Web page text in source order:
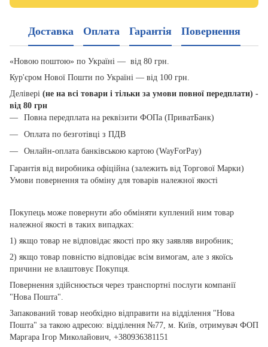
Доставка Оплата Гарантія Повернення
«Новою поштою» по Україні — від 80 грн.
Кур'єром Нової Пошти по Україні — від 100 грн.
Делівері (не на всі товари і тільки за умови повної передплати) -
від 80 грн
Повна передплата на реквізити ФОПа (ПриватБанк)
Оплата по безготівці з ПДВ
Онлайн-оплата банківською картою (WayForPay)
Гарантія від виробника офіційна (залежить від Торгової Марки)
Умови повернення та обміну для товарів належної якості
Покупець може повернути або обміняти куплений ним товар
належної якості в таких випадках:
1) якщо товар не відповідає якості про яку заявляв виробник;
2) якщо товар повністю відповідає всім вимогам, але з якоїсь
причини не влаштовує Покупця.
Повернення здійснюється через транспортні послуги компанії
"Нова Пошта".
Запакований товар необхідно відправити на відділення "Нова
Пошта" за такою адресою: відділення №77, м. Київ, отримувач ФОП
Маргара Ігор Миколайович, +380936381151